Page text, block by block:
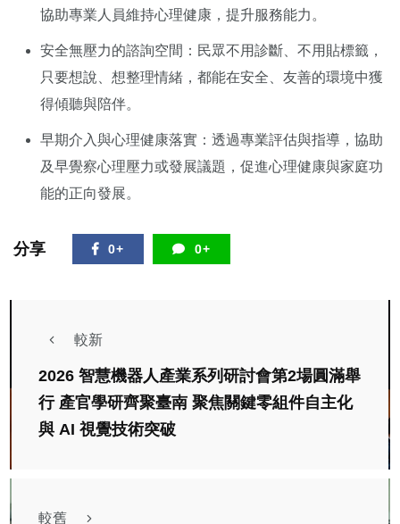
協助專業人員維持心理健康，提升服務能力。
安全無壓力的諮詢空間：民眾不用診斷、不用貼標籤，
只要想說、想整理情緒，都能在安全、友善的環境中獲
得傾聽與陪伴。
早期介入與心理健康落實：透過專業評估與指導，協助
及早覺察心理壓力或發展議題，促進心理健康與家庭功
能的正向發展。
分享 0+ 0+
較新
2026 智慧機器人產業系列研討會第2場圓滿舉
行 產官學研齊聚臺南 聚焦關鍵零組件自主化
與 AI 視覺技術突破
較舊